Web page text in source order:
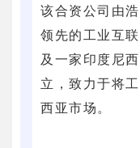
该合资公司由
领先的工业互
及一家印度尼
立，致力于将
西亚市场。